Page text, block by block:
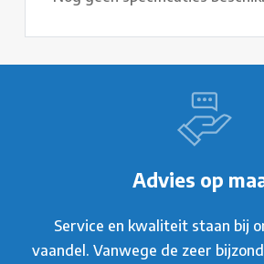
Advies op
Service en kwaliteit staan bij
vaandel. Vanwege de zeer